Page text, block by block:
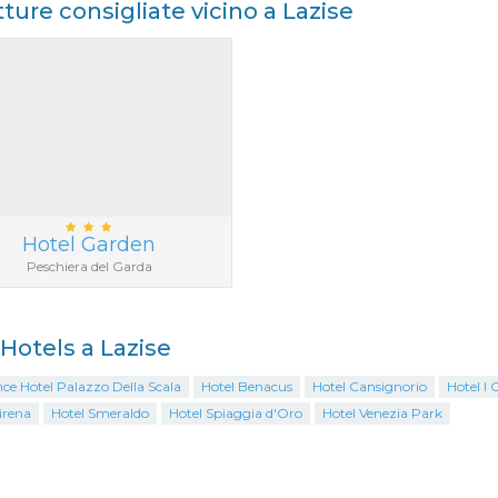
consigliate vicino a Lazise
Hotel Garden
Peschiera del Garda
a Lazise
Hotel Palazzo Della Scala Hotel Benacus Hotel Cansignorio Hotel I
Hotel Smeraldo Hotel Spiaggia d'Oro Hotel Venezia Park